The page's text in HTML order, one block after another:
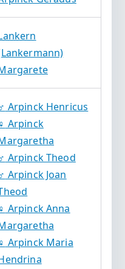
Arpinck Henricus
♀️ Arpinck
Arpinck Theod
Arpinck Joan
♀️ Arpinck Anna
♀️ Arpinck Maria